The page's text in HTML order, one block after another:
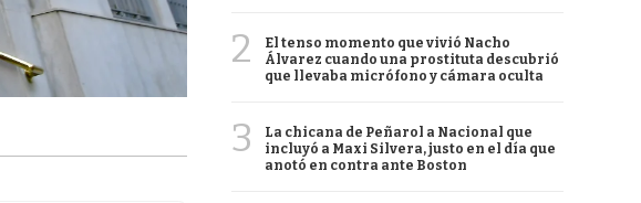
2
El tenso momento que vivió Nacho
Álvarez cuando una prostituta descubrió
que llevaba micrófono y cámara oculta
3
La chicana de Peñarol a Nacional que
incluyó a Maxi Silvera, justo en el día que
anotó en contra ante Boston